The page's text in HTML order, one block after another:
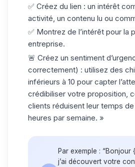
✅ Créez du lien : un intérêt
activité, un contenu lu ou
✅ Montrez de l’intérêt pour la
entreprise.
🚨 Créez un sentiment
correctement) : utilisez des
inférieurs à 10 pour capter
crédibiliser votre proposition,
clients réduisent leur temps
heures par semaine. »
Par exemple : “Bonjour
j’ai découvert votre